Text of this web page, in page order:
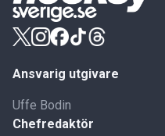
Ansvarig utgivare
Uffe Bodin
Chefredaktör